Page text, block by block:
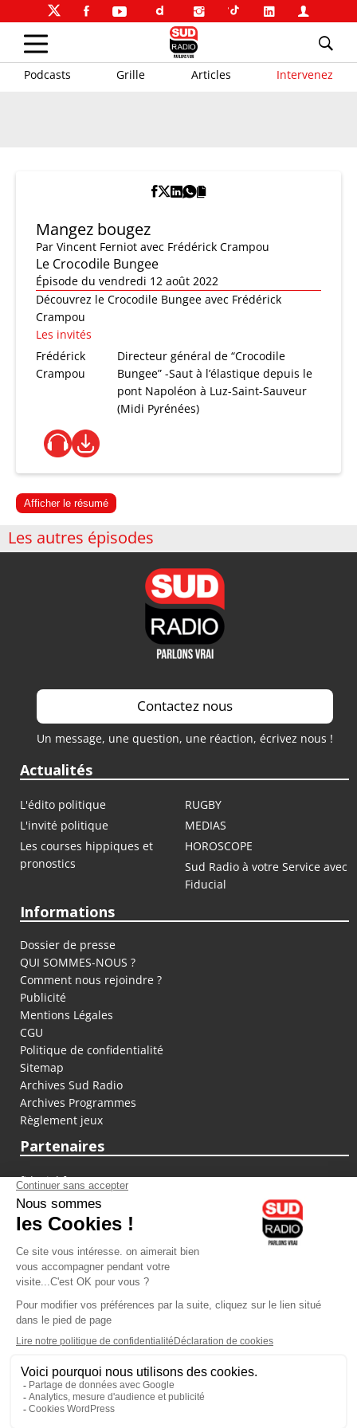
Podcasts Grille Articles Intervenez
Mangez bougez
Par Vincent Ferniot avec Frédérick Crampou
Le Crocodile Bungee
Épisode du vendredi 12 août 2022
Découvrez le Crocodile Bungee avec Frédérick
Crampou
Les invités
Frédérick
Crampou
Directeur général de “Crocodile
Bungee” -Saut à l’élastique depuis le
pont Napoléon à Luz-Saint-Sauveur
(Midi Pyrénées)
Afficher le résumé
Les autres épisodes
Contactez nous
Un message, une question, une réaction, écrivez nous !
Actualités
L'édito politique
RUGBY
L'invité politique
MEDIAS
Les courses hippiques et
pronostics
HOROSCOPE
Sud Radio à votre Service avec
Fiducial
Informations
Dossier de presse
QUI SOMMES-NOUS ?
Comment nous rejoindre ?
Publicité
Mentions Légales
CGU
Politique de confidentialité
Sitemap
Archives Sud Radio
Archives Programmes
Règlement jeux
Partenaires
fiducial.fr
lyoncapitale.fr
olympique-et-lyonnais.com
L'application Iphone / Android
Téléchargez l'application
Les cookies
Gestion des cookies
Crédit photos : ©Sud Radio / Pierre Olivier